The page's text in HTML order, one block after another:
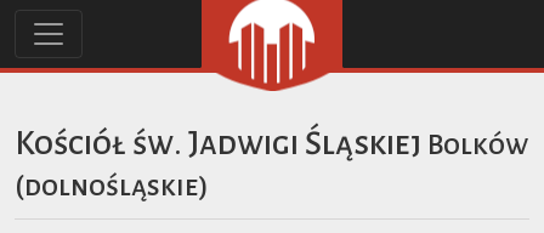
Kościół św. Jadwigi Śląskiej Bolków
(dolnośląskie)